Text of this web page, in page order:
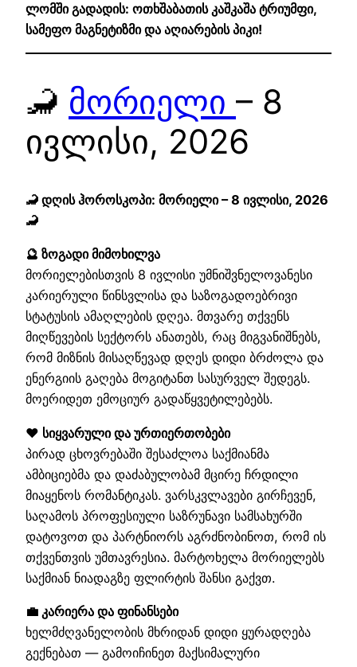
ლომში გადადის: ოთხშაბათის კაშკაშა ტრიუმფი,
სამეფო მაგნეტიზმი და აღიარების პიკი!
🦂 მორიელი – 8
ივლისი, 2026
🦂 დღის ჰოროსკოპი: მორიელი – 8 ივლისი, 2026
🦂
🔮 ზოგადი მიმოხილვა
მორიელებისთვის 8 ივლისი უმნიშვნელოვანესი
კარიერული წინსვლისა და საზოგადოებრივი
სტატუსის ამაღლების დღეა. მთვარე თქვენს
მიღწევების სექტორს ანათებს, რაც მიგვანიშნებს,
რომ მიზნის მისაღწევად დღეს დიდი ბრძოლა და
ენერგიის გაღება მოგიტანთ სასურველ შედეგს.
მოერიდეთ ემოციურ გადაწყვეტილებებს.
❤️ სიყვარული და ურთიერთობები
პირად ცხოვრებაში შესაძლოა საქმიანმა
ამბიციებმა და დაძაბულობამ მცირე ჩრდილი
მიაყენოს რომანტიკას. ვარსკვლავები გირჩევენ,
საღამოს პროფესიული საზრუნავი სამსახურში
დატოვოთ და პარტნიორს აგრძნობინოთ, რომ ის
თქვენთვის უმთავრესია. მარტოხელა მორიელებს
საქმიან ნიადაგზე ფლირტის შანსი გაქვთ.
💼 კარიერა და ფინანსები
ხელმძღვანელობის მხრიდან დიდი ყურადღება
გექნებათ — გამოიჩინეთ მაქსიმალური